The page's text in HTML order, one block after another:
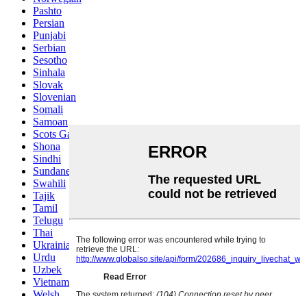
Pashto
Persian
Punjabi
Serbian
Sesotho
Sinhala
Slovak
Slovenian
Somali
Samoan
Scots Gaelic
Shona
Sindhi
Sundanese
Swahili
Tajik
Tamil
Telugu
Thai
Ukrainian
Urdu
Uzbek
Vietnamese